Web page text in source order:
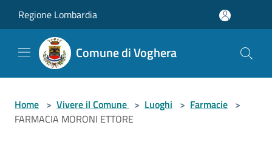
Regione Lombardia
Comune di Voghera
Home > Vivere il Comune > Luoghi > Farmacie >
FARMACIA MORONI ETTORE